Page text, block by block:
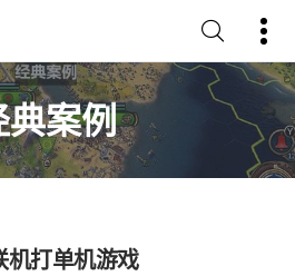
典案例
机打单机游戏